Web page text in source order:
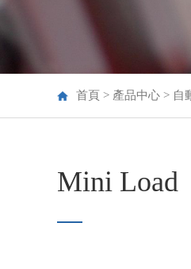
首頁 > 產品中心 > 自
Mini Load